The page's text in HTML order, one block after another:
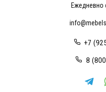
Ежедневно
+7
8